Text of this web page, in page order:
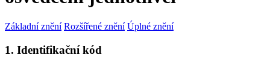
Základní znění Rozšířené znění Úplné znění
1. Identifikační kód